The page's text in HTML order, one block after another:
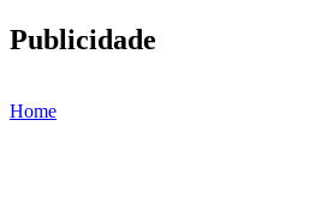
Publicidade
Home